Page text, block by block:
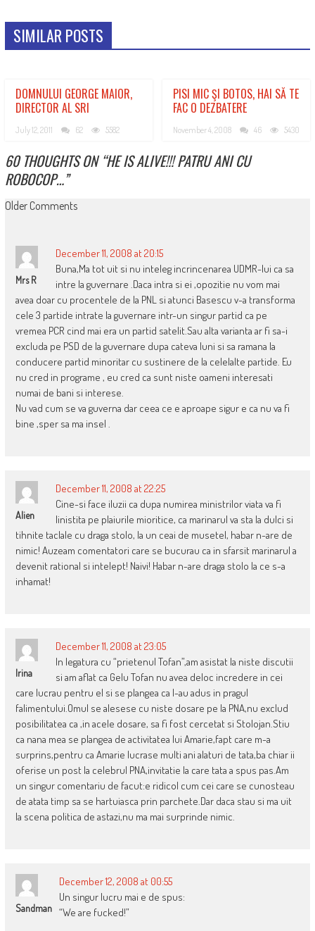
SIMILAR POSTS
DOMNULUI GEORGE MAIOR,
DIRECTOR AL SRI
July 12, 2011 62 5582
PISI MIC ŞI BOTOS, HAI SĂ TE
FAC O DEZBATERE
November 4, 2008 46 5430
60 THOUGHTS ON “HE IS ALIVE!!! PATRU ANI CU
ROBOCOP…”
COMMENT
Older Comments
Mrs R
December 11, 2008 at 20:15
Buna,Ma tot uit si nu inteleg incrincenarea UDMR-lui ca sa
intre la guvernare .Daca intra si ei ,opozitie nu vom mai
avea doar cu procentele de la PNL si atunci Basescu v-a transforma
cele 3 partide intrate la guvernare intr-un singur partid ca pe
vremea PCR cind mai era un partid satelit.Sau alta varianta ar fi sa-i
excluda pe PSD de la guvernare dupa cateva luni si sa ramana la
conducere partid minoritar cu sustinere de la celelalte partide. Eu
nu cred in programe , eu cred ca sunt niste oameni interesati
numai de bani si interese.
Nu vad cum se va guverna dar ceea ce e aproape sigur e ca nu va fi
bine ,sper sa ma insel .
Alien
December 11, 2008 at 22:25
Cine-si face iluzii ca dupa numirea ministrilor viata va fi
linistita pe plaiurile mioritice, ca marinarul va sta la dulci si
tihnite taclale cu draga stolo, la un ceai de musetel, habar n-are de
nimic! Auzeam comentatori care se bucurau ca in sfarsit marinarul a
devenit rational si intelept! Naivi! Habar n-are draga stolo la ce s-a
inhamat!
Irina
December 11, 2008 at 23:05
In legatura cu “prietenul Tofan”,am asistat la niste discutii
si am aflat ca Gelu Tofan nu avea deloc incredere in cei
care lucrau pentru el si se plangea ca l-au adus in pragul
falimentului.Omul se alesese cu niste dosare pe la PNA,nu exclud
posibilitatea ca ,in acele dosare, sa fi fost cercetat si Stolojan.Stiu
ca nana mea se plangea de activitatea lui Amarie,fapt care m-a
surprins,pentru ca Amarie lucrase multi ani alaturi de tata,ba chiar ii
oferise un post la celebrul PNA,invitatie la care tata a spus pas.Am
un singur comentariu de facut:e ridicol cum cei care se cunosteau
de atata timp sa se hartuiasca prin parchete.Dar daca stau si ma uit
la scena politica de astazi,nu ma mai surprinde nimic.
Sandman
December 12, 2008 at 00:55
Un singur lucru mai e de spus:
“We are fucked!”